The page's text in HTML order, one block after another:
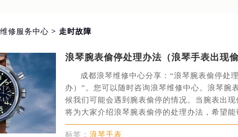
鼓楼区淮海东路29号苏宁广场IFC国际金融中心写字楼35层3508
盐都区世纪大道5号盐城金融城写字楼1号楼16层1604室（需提
海陵区永定东路399号置地商务中心东塔写字楼（华润万象城）
江北区大闸南路500号来福士广场办公楼20层2009室（需提前
上城区钱江路1366号华润大厦写字楼A座5层503-5室（需提前
金东区东市南街777号金华万达广场写字楼4号楼22层2209室（
越城区胜利东路379号世茂天际中心写字楼8层805室（需提前预
修服务中心 > 走时故障
浪琴腕表偷停处理办法（浪琴手表出现偷
成都浪琴维修中心分享：“浪琴腕表偷停处
办）”。您可以随时咨询浪琴维修中心。浪琴腕
候我们可能会遇到腕表偷停的情况。当腕表出
将为大家介绍浪琴腕表偷停的处理办法，希望
标签： 浪琴手表